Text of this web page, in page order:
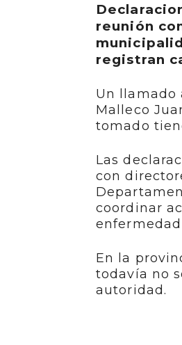
reunión
registran
Un llamado
Malleco
tomado
Las
con
coordinar
En la
todavía no
autoridad.